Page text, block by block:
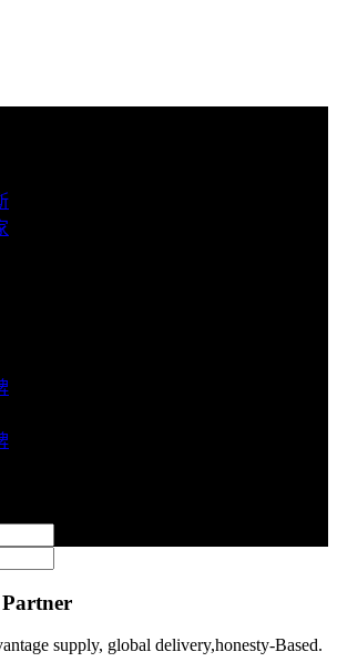
supply, global delivery,honesty-Based.